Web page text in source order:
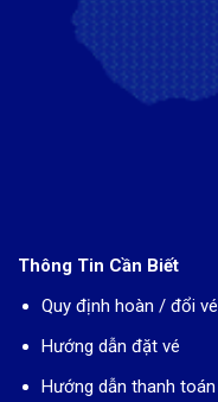
Thông Tin Cần Biết
Quy định hoàn / đổi vé
Hướng dẫn đặt vé
Hướng dẫn thanh toán